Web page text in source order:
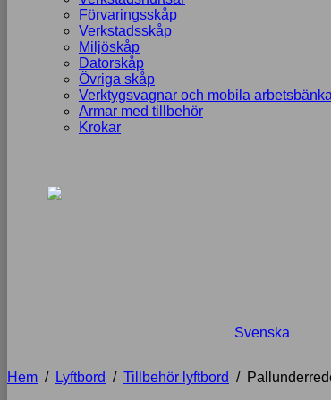
Förvaringsskåp
Verkstadsskåp
Miljöskåp
Datorskåp
Övriga skåp
Verktygsvagnar och mobila
Armar med tillbehör
Krokar
Svenska
Hem / Lyftbord / Tillbehör lyftbord /